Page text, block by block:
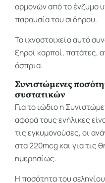
ορμονών από το ένζυμο
παρουσία του σιδήρου.
Το ιχνοστοιχείο αυτό
ξηροί καρποί, πατάτες,
όσπρια.
Συνιστώμενες
συστατικών
Για το ιώδιο η
αφορά τους ενήλικες
τις εγκυμονούσες, οι
στα 220mcg και για τις
ημερησίως.
Η ποσότητα του